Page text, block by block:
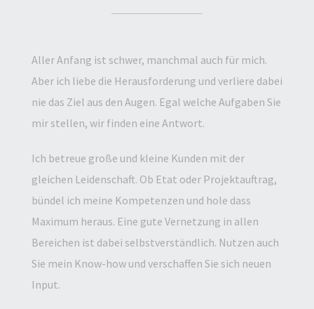
Aller Anfang ist schwer, manchmal auch für mich.
Aber ich liebe die Herausforderung und verliere dabei
nie das Ziel aus den Augen. Egal welche Aufgaben Sie
mir stellen, wir finden eine Antwort.
Ich betreue große und kleine Kunden mit der
gleichen Leidenschaft. Ob Etat oder Projektauftrag,
bündel ich meine Kompetenzen und hole dass
Maximum heraus. Eine gute Vernetzung in allen
Bereichen ist dabei selbstverständlich. Nutzen auch
Sie mein Know-how und verschaffen Sie sich neuen
Input.